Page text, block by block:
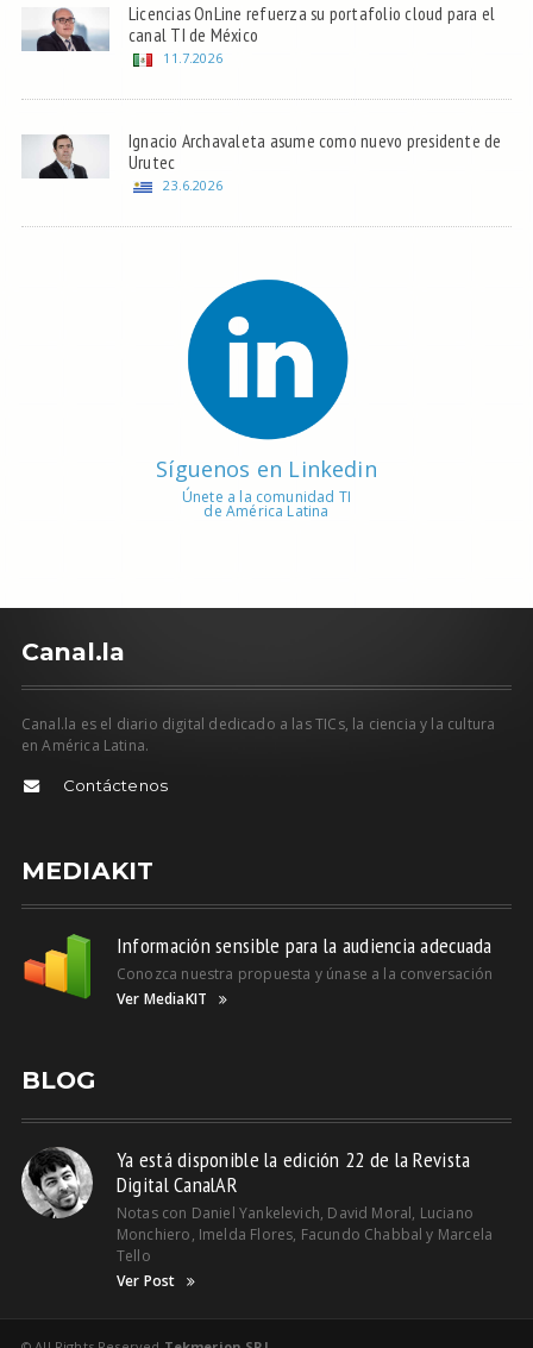
Licencias OnLine refuerza su portafolio cloud para el
canal TI de México
11.7.2026
Ignacio Archavaleta asume como nuevo presidente de
Urutec
23.6.2026
Síguenos en Linkedin
Únete a la comunidad TI
de América Latina
Canal.la
Canal.la es el diario digital dedicado a las TICs, la ciencia y la cultura
en América Latina.
Contáctenos
MEDIAKIT
Información sensible para la audiencia adecuada
Conozca nuestra propuesta y únase a la conversación
Ver MediaKIT
BLOG
Ya está disponible la edición 22 de la Revista
Digital CanalAR
Notas con Daniel Yankelevich, David Moral, Luciano
Monchiero, Imelda Flores, Facundo Chabbal y Marcela
Tello
Ver Post